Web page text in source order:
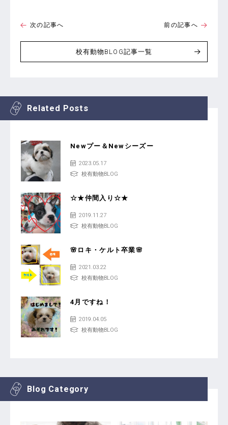
次の記事へ 前の記事へ
校有動物BLOG記事一覧
Related Posts
Newプー＆Newシーズー
2023.05.17
校有動物BLOG
☆★仲間入り☆★
2019.11.27
校有動物BLOG
🌸ロキ・ケルト卒業🌸
2021.03.22
校有動物BLOG
4月ですね！
2019.04.05
校有動物BLOG
Blog Category